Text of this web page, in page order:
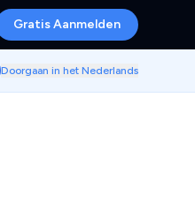
Gratis Aanmelden
Doorgaan in het Nederlands